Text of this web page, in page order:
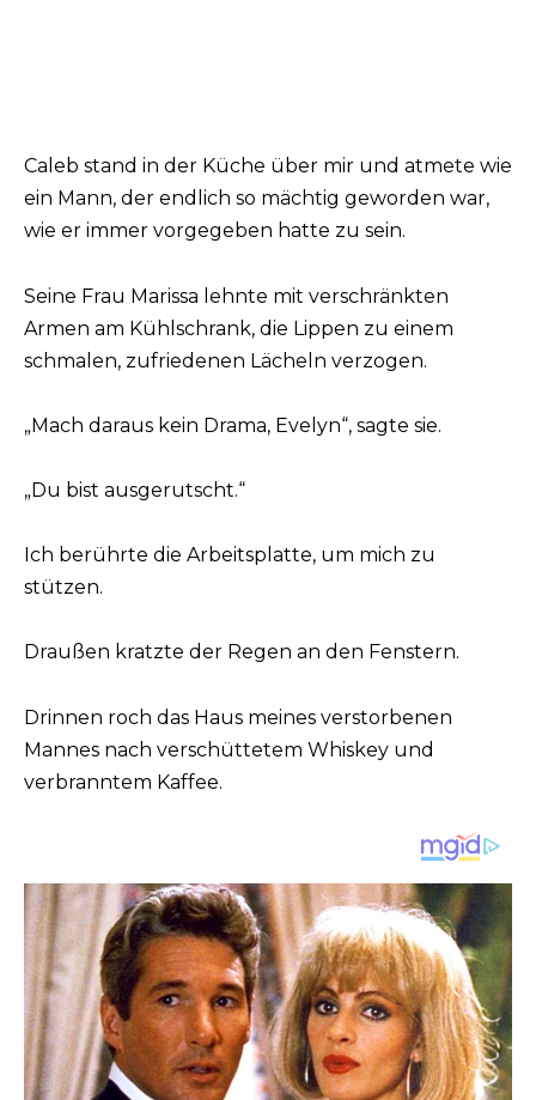
Caleb stand in der Küche über mir und atmete wie
ein Mann, der endlich so mächtig geworden war,
wie er immer vorgegeben hatte zu sein.
Seine Frau Marissa lehnte mit verschränkten
Armen am Kühlschrank, die Lippen zu einem
schmalen, zufriedenen Lächeln verzogen.
„Mach daraus kein Drama, Evelyn“, sagte sie.
„Du bist ausgerutscht.“
Ich berührte die Arbeitsplatte, um mich zu
stützen.
Draußen kratzte der Regen an den Fenstern.
Drinnen roch das Haus meines verstorbenen
Mannes nach verschüttetem Whiskey und
verbranntem Kaffee.